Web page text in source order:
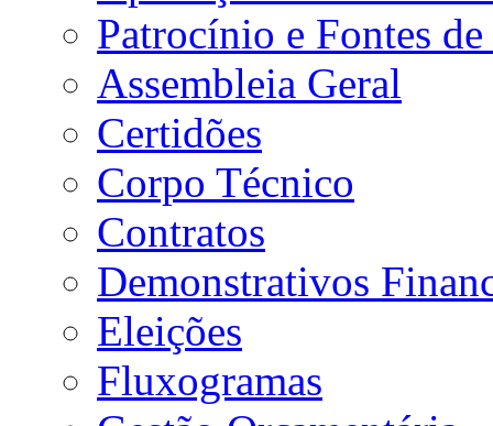
Patrocínio e Fontes de
Assembleia Geral
Certidões
Corpo Técnico
Contratos
Demonstrativos
Eleições
Fluxogramas